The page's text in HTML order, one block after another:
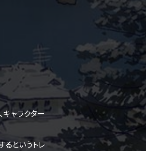
キャラクター
るというトレ